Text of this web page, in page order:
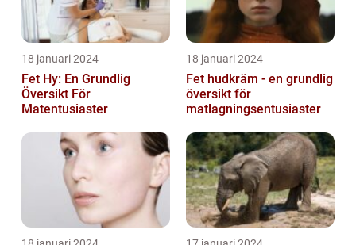
18 januari 2024
Fet Hy: En Grundlig
Översikt För
Matentusiaster
18 januari 2024
Fet hudkräm - en grundlig
översikt för
matlagningsentusiaster